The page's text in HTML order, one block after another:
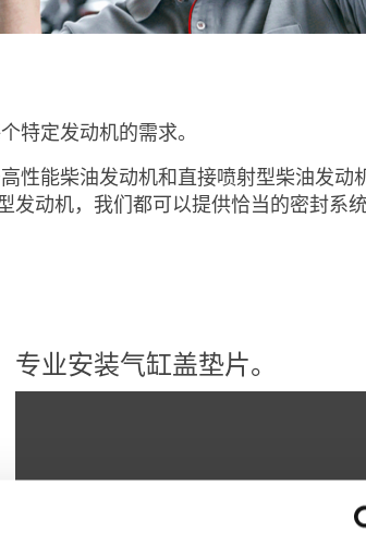
特定发动机的需求。
性能柴油发动机和直接喷射型柴油发动
动机，我们都可以提供恰当的密封系
专业安装气缸盖垫片。
这是一个 YouTube 视频。如果您点